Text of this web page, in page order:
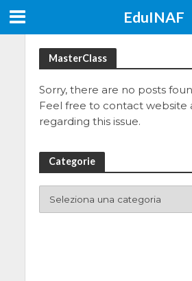
EduINAF
MasterClass
Sorry, there are no posts
Feel free to contact website
regarding this issue.
Categorie